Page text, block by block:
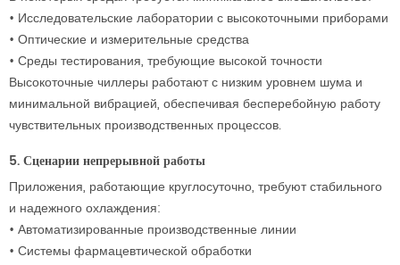
• Исследовательские лаборатории с высокоточными приборами
• Оптические и измерительные средства
• Среды тестирования, требующие высокой точности
Высокоточные чиллеры работают с низким уровнем шума и
минимальной вибрацией, обеспечивая бесперебойную работу
чувствительных производственных процессов.
5. Сценарии непрерывной работы
Приложения, работающие круглосуточно, требуют стабильного
и надежного охлаждения:
• Автоматизированные производственные линии
• Системы фармацевтической обработки